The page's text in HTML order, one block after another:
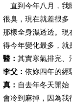
直到今年八月，我
很臭，現在就差很
那樣全身濕透透。
得今年變化最多，就
醫： 其實寒氣排完、
李父： 依妳四年的經
真： 自去年冬天開
會冷到麻掉，因為